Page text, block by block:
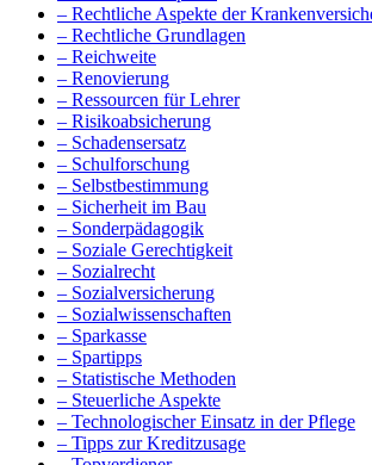
– Rechtliche Aspekte der
– Rechtliche Grundlagen
– Reichweite
– Renovierung
– Ressourcen für Lehrer
– Risikoabsicherung
– Schadensersatz
– Schulforschung
– Selbstbestimmung
– Sicherheit im Bau
– Sonderpädagogik
– Soziale Gerechtigkeit
– Sozialrecht
– Sozialversicherung
– Sozialwissenschaften
– Sparkasse
– Spartipps
– Statistische Methoden
– Steuerliche Aspekte
– Technologischer Einsatz in der Pflege
– Tipps zur Kreditzusage